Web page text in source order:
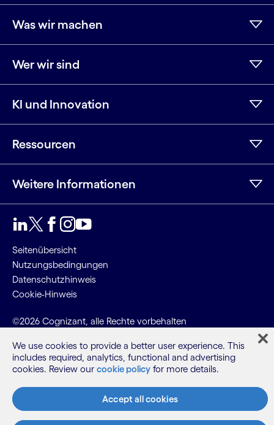
Was wir machen
Wer wir sind
KI und Innovation
Ressourcen
Weitere Informationen
Seitenübersicht
Nutzungsbedingungen
Datenschutzhinweis
Cookie-Hinweis
©2026 Cognizant, alle Rechte vorbehalten
We use cookies to provide a better user experience. This
includes required, analytics, functional and advertising
cookies. Review our cookie policy for more details.
Accept all cookies